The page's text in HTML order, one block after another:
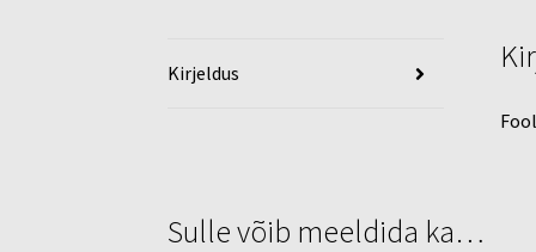
Kirjeldus
Sulle võib meeldida ka…